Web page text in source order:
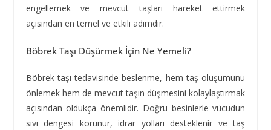
engellemek ve mevcut taşları hareket ettirmek
açısından en temel ve etkili adımdır.
Böbrek Taşı Düşürmek İçin Ne Yemeli?
Böbrek taşı tedavisinde beslenme, hem taş oluşumunu
önlemek hem de mevcut taşın düşmesini kolaylaştırmak
açısından oldukça önemlidir. Doğru besinlerle vücudun
sıvı dengesi korunur, idrar yolları desteklenir ve taş